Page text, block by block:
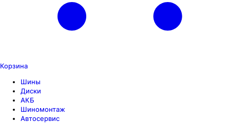
Корзина
Шины
Диски
АКБ
Шиномонтаж
Автосервис